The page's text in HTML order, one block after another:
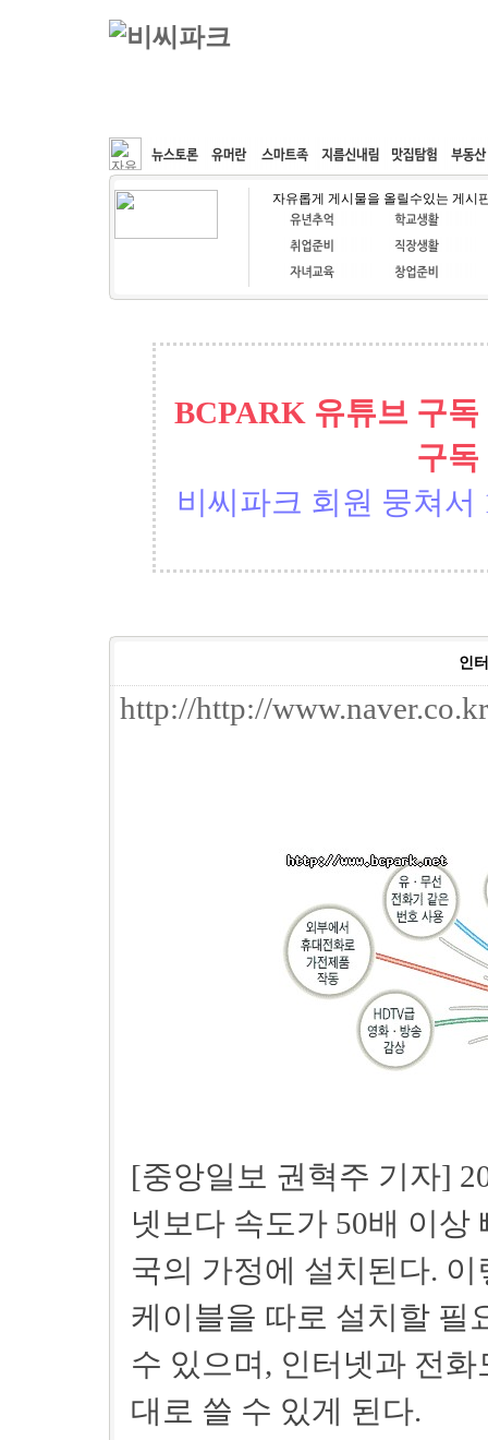
커뮤니티 속도패치 웹호스팅 공동구매
자유롭게 게시물을 올릴수있는 게시
BCPARK 유튜브 구
구독
비씨파크 회원 뭉쳐서
인
http://http://www.naver.co.kr
[중앙일보 권혁주 기자]
넷보다 속도가 50배 이
국의 가정에 설치된다.
케이블을 따로 설치할 필
수 있으며, 인터넷과 전
대로 쓸 수 있게 된다.